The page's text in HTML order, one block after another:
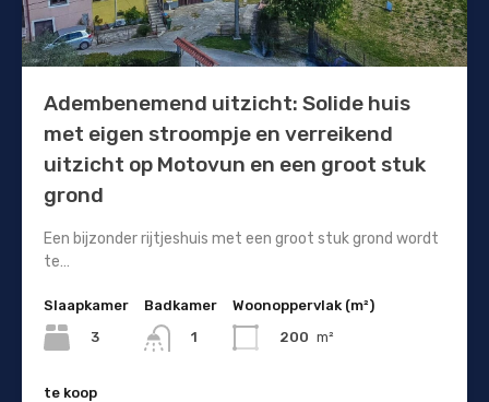
Adembenemend uitzicht: Solide huis
met eigen stroompje en verreikend
uitzicht op Motovun en een groot stuk
grond
Een bijzonder rijtjeshuis met een groot stuk grond wordt
te…
Slaapkamer
3
Badkamer
1
Woonoppervlak (m²)
200 m²
te koop